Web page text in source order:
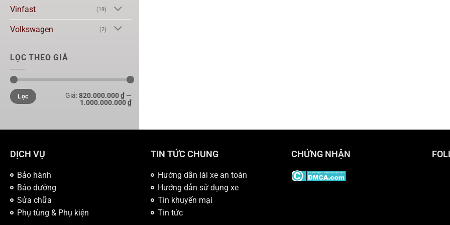
Vinfast (19)
Volkswagen (2)
LỌC THEO GIÁ
Lọc Giá:820.000.000 ₫—
1.000.000.000 ₫
DỊCH VỤ
Bảo hành
Bảo dưỡng
Sửa chữa
Phụ tùng & Phụ kiện
TIN TỨC CHUNG
Hướng dẫn lái xe an toàn
Hướng dẫn sử dụng xe
Tin khuyến mại
Tin tức
CHỨNG NHẬN